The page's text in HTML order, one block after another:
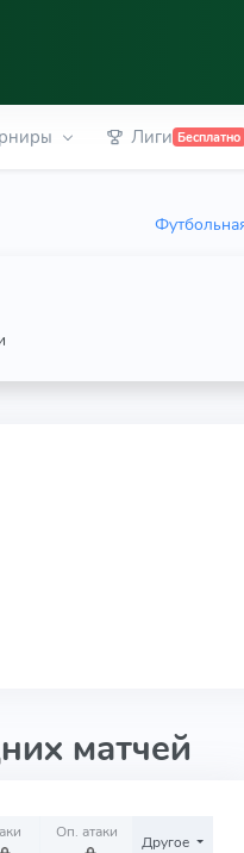
Лиги Бесплатно
матчей
Оп. атаки
Другое